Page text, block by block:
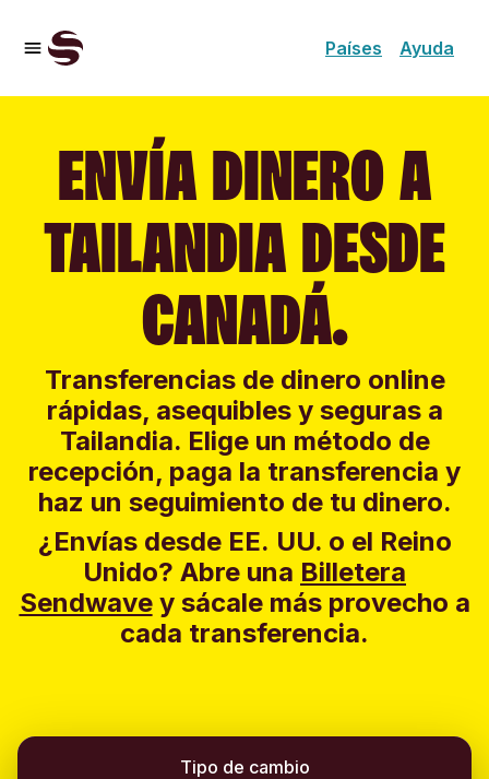
Países Ayuda
ENVÍA DINERO A
TAILANDIA DESDE
CANADÁ.
Transferencias de dinero online
rápidas, asequibles y seguras a
Tailandia. Elige un método de
recepción, paga la transferencia y
haz un seguimiento de tu dinero.
¿Envías desde EE. UU. o el Reino
Unido? Abre una Billetera
Sendwavey sácale más provecho a
cada transferencia.
Tipo de cambio